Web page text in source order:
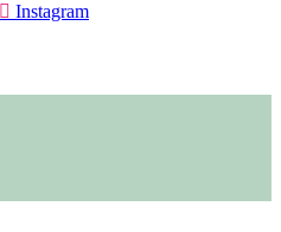
Instagram